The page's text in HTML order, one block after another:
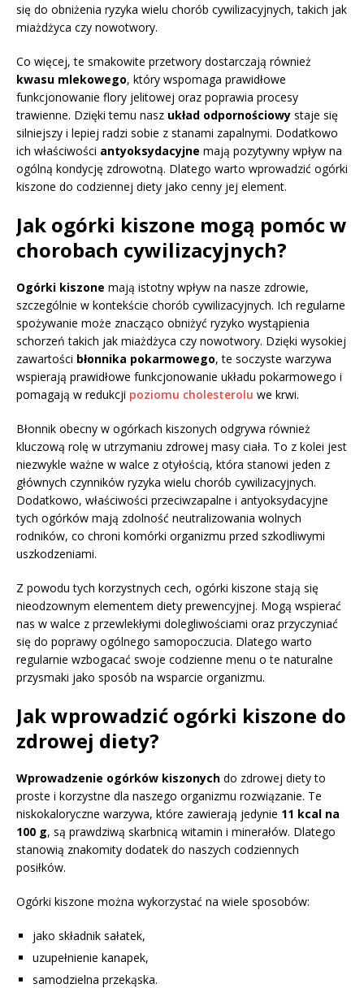
się do obniżenia ryzyka wielu chorób cywilizacyjnych, takich jak
miażdżyca czy nowotwory.
Co więcej, te smakowite przetwory dostarczają również
kwasu mlekowego, który wspomaga prawidłowe
funkcjonowanie flory jelitowej oraz poprawia procesy
trawienne. Dzięki temu nasz układ odpornościowy staje się
silniejszy i lepiej radzi sobie z stanami zapalnymi. Dodatkowo
ich właściwości antyoksydacyjne mają pozytywny wpływ na
ogólną kondycję zdrowotną. Dlatego warto wprowadzić ogórki
kiszone do codziennej diety jako cenny jej element.
Jak ogórki kiszone mogą pomóc w
chorobach cywilizacyjnych?
Ogórki kiszone mają istotny wpływ na nasze zdrowie,
szczególnie w kontekście chorób cywilizacyjnych. Ich regularne
spożywanie może znacząco obniżyć ryzyko wystąpienia
schorzeń takich jak miażdżyca czy nowotwory. Dzięki wysokiej
zawartości błonnika pokarmowego, te soczyste warzywa
wspierają prawidłowe funkcjonowanie układu pokarmowego i
pomagają w redukcji poziomu cholesterolu we krwi.
Błonnik obecny w ogórkach kiszonych odgrywa również
kluczową rolę w utrzymaniu zdrowej masy ciała. To z kolei jest
niezwykle ważne w walce z otyłością, która stanowi jeden z
głównych czynników ryzyka wielu chorób cywilizacyjnych.
Dodatkowo, właściwości przeciwzapalne i antyoksydacyjne
tych ogórków mają zdolność neutralizowania wolnych
rodników, co chroni komórki organizmu przed szkodliwymi
uszkodzeniami.
Z powodu tych korzystnych cech, ogórki kiszone stają się
nieodzownym elementem diety prewencyjnej. Mogą wspierać
nas w walce z przewlekłymi dolegliwościami oraz przyczyniać
się do poprawy ogólnego samopoczucia. Dlatego warto
regularnie wzbogacać swoje codzienne menu o te naturalne
przysmaki jako sposób na wsparcie organizmu.
Jak wprowadzić ogórki kiszone do
zdrowej diety?
Wprowadzenie ogórków kiszonych do zdrowej diety to
proste i korzystne dla naszego organizmu rozwiązanie. Te
niskokaloryczne warzywa, które zawierają jedynie 11 kcal na
100 g, są prawdziwą skarbnicą witamin i minerałów. Dlatego
stanowią znakomity dodatek do naszych codziennych
posiłków.
Ogórki kiszone można wykorzystać na wiele sposobów:
jako składnik sałatek,
uzupełnienie kanapek,
samodzielna przekąska.